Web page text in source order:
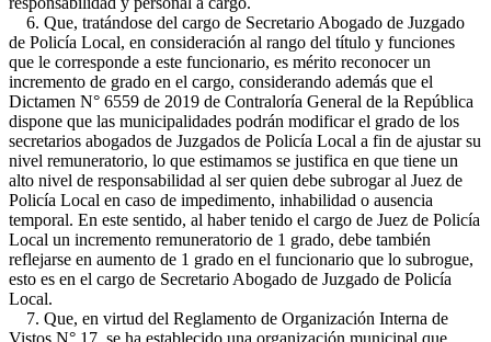
6. Que, tratándose del cargo de Secretario Abogado de Juzgado
de Policía Local, en consideración al rango del título y funciones
que le corresponde a este funcionario, es mérito reconocer un
incremento de grado en el cargo, considerando además que el
Dictamen N° 6559 de 2019 de Contraloría General de la República
dispone que las municipalidades podrán modificar el grado de los
secretarios abogados de Juzgados de Policía Local a fin de ajustar su
nivel remuneratorio, lo que estimamos se justifica en que tiene un
alto nivel de responsabilidad al ser quien debe subrogar al Juez de
Policía Local en caso de impedimento, inhabilidad o ausencia
temporal. En este sentido, al haber tenido el cargo de Juez de Policía
Local un incremento remuneratorio de 1 grado, debe también
reflejarse en aumento de 1 grado en el funcionario que lo subrogue,
esto es en el cargo de Secretario Abogado de Juzgado de Policía
Local.
7. Que, en virtud del Reglamento de Organización Interna de
Vistos N° 17, se ha establecido una organización municipal que